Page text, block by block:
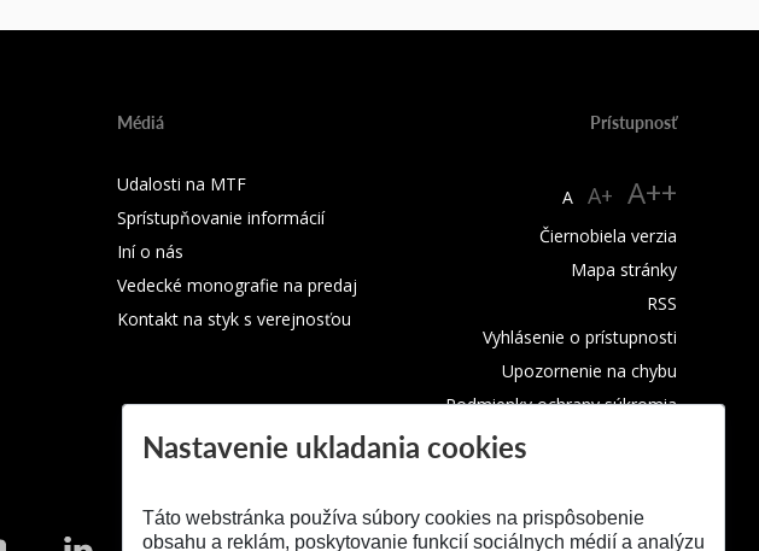
Médiá
Udalosti na MTF
Sprístupňovanie informácií
Iní o nás
Vedecké monografie na predaj
Kontakt na styk s verejnosťou
Prístupnosť
A A+ A++
Čiernobiela verzia
Mapa stránky
RSS
Vyhlásenie o prístupnosti
Upozornenie na chybu
Podmienky ochrany súkromia
Nastavenie ukladania cookies
Táto webstránka používa súbory cookies na prispôsobenie
obsahu a reklám, poskytovanie funkcií sociálnych médií a analýzu